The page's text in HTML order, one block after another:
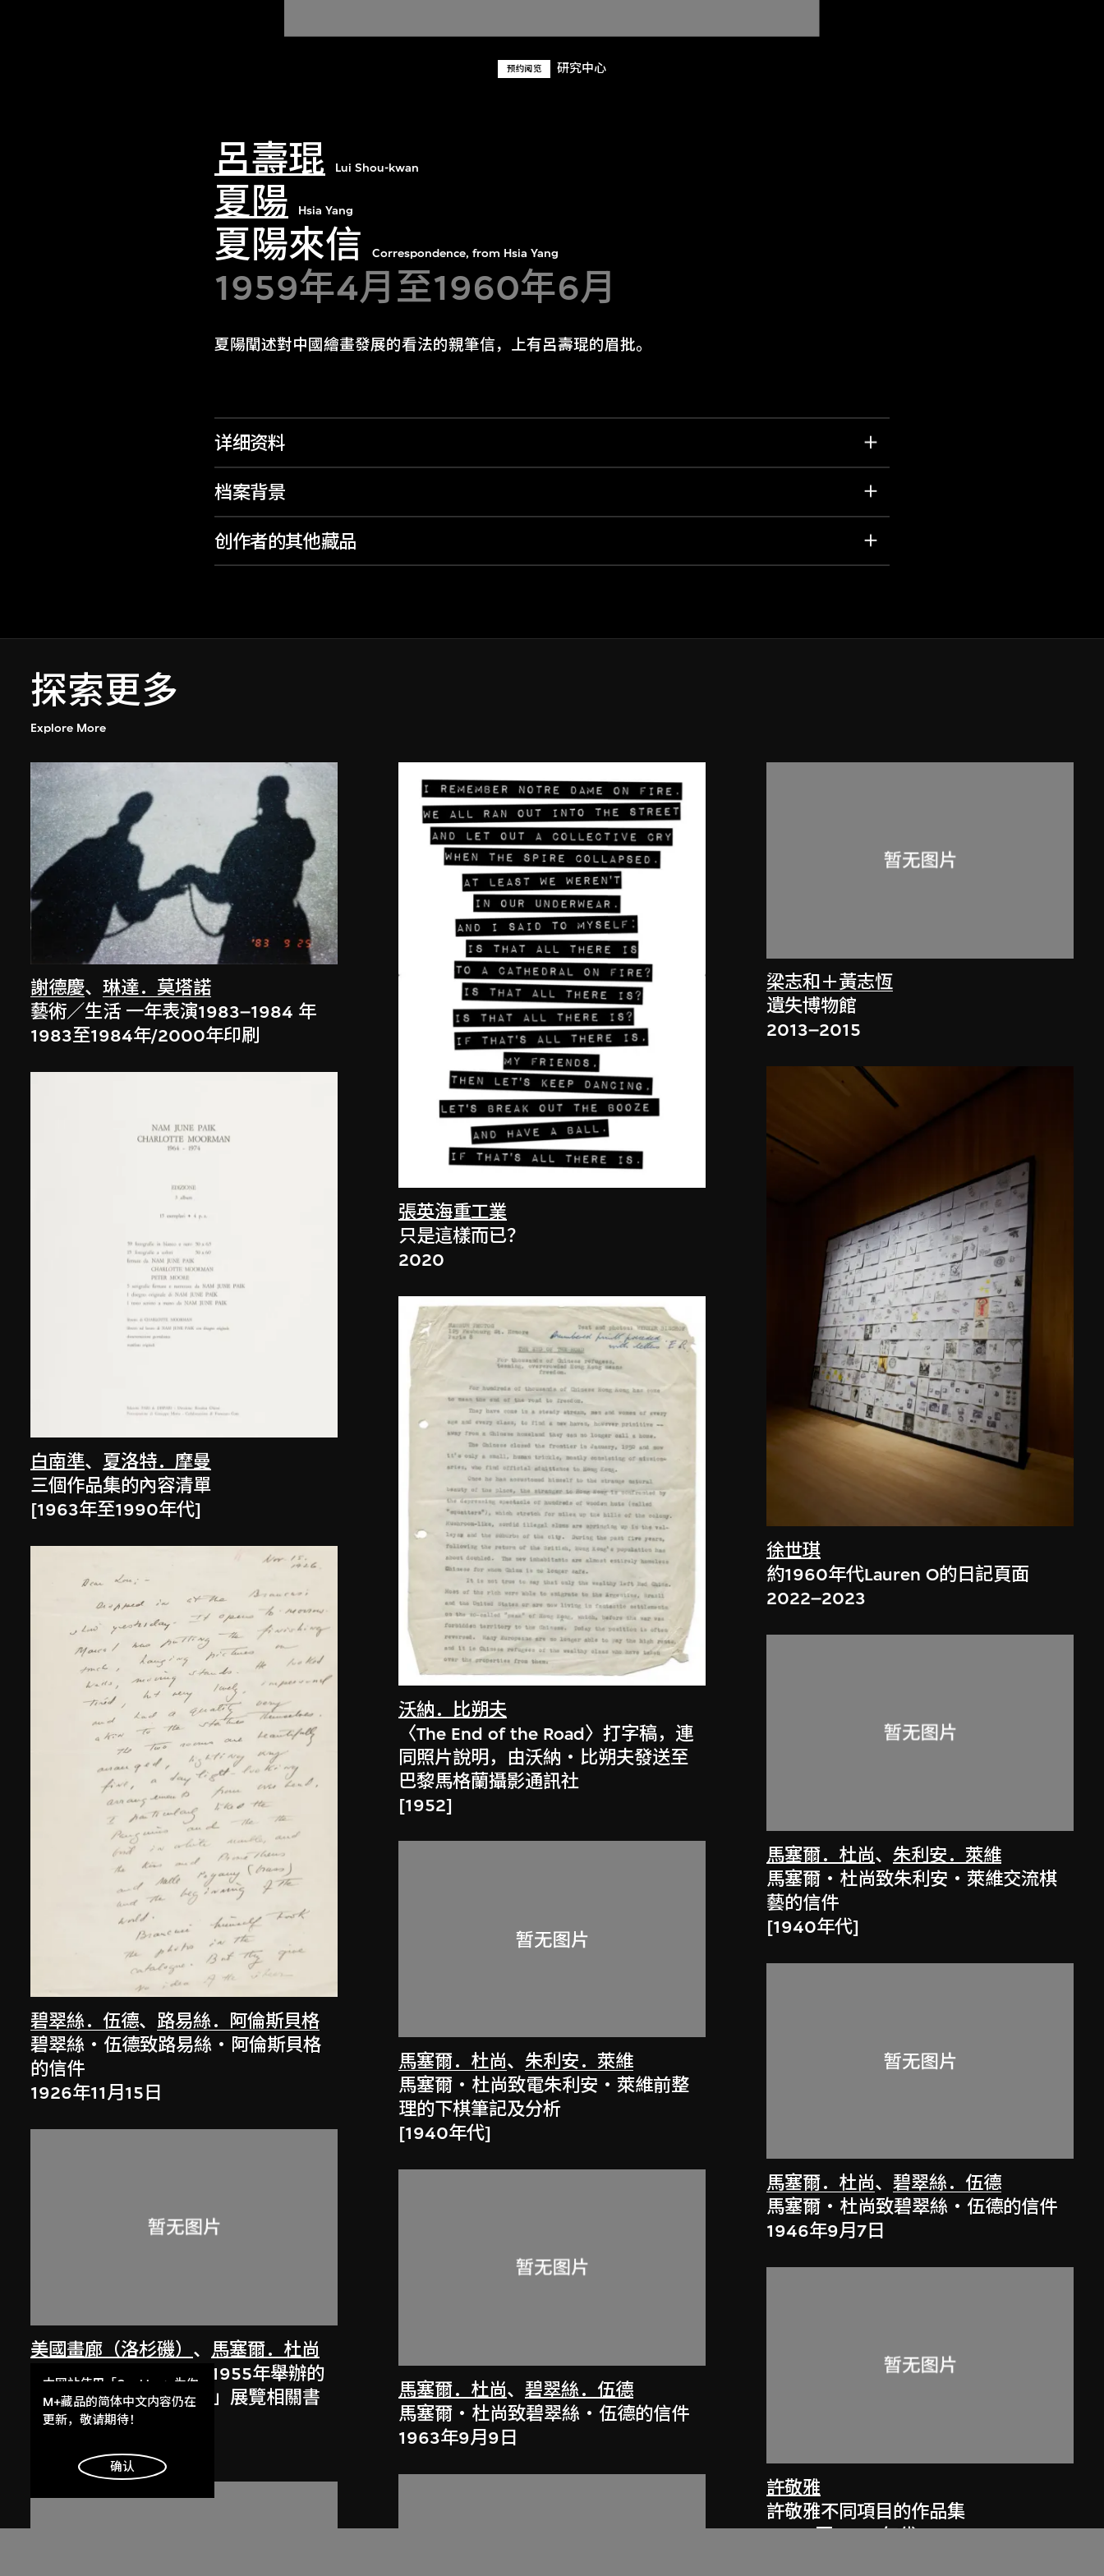
预约阅览 研究中心
呂壽琨 Lui Shou-kwan
夏陽 Hsia Yang
夏陽來信 Correspondence, from Hsia Yang
1959年4月至1960年6月
夏陽闡述對中國繪畫發展的看法的親筆信，上有呂壽琨的眉批。
详细资料
档案背景
创作者的其他藏品
探索更多
Explore More
謝德慶、琳達．莫塔諾
藝術／生活 一年表演1983–1984 年
1983至1984年/2000年印刷
白南準、 夏洛特．摩曼
三個作品集的內容清單
[1963年至1990年代]
碧翠絲．伍德、 路易絲．阿倫斯貝格
碧翠絲‧伍德致路易絲‧阿倫斯貝格
的信件
1926年11月15日
美國畫廊（洛杉磯） 、 馬塞爾．杜尚
美國洛杉磯美國畫廊於1955年舉辦的
「碧翠絲‧伍德：陶瓷」展覽相關書
信及印刷資料
張英海重工業
只是這樣而已？
2020
沃納．比朔夫
〈The End of the Road〉打字稿，連
同照片說明，由沃納‧比朔夫發送至
巴黎馬格蘭攝影通訊社
[1952]
馬塞爾．杜尚、朱利安．萊維
馬塞爾‧杜尚致電朱利安‧萊維前整
理的下棋筆記及分析
[1940年代]
馬塞爾．杜尚、碧翠絲．伍德
馬塞爾‧杜尚致碧翠絲‧伍德的信件
1963年9月9日
梁志和＋黃志恆
遺失博物館
2013–2015
徐世琪
約1960年代Lauren O的日記頁面
2022–2023
馬塞爾．杜尚、朱利安．萊維
馬塞爾‧杜尚致朱利安‧萊維交流棋
藝的信件
[1940年代]
馬塞爾．杜尚、碧翠絲．伍德
馬塞爾‧杜尚致碧翠絲‧伍德的信件
1946年9月7日
許敬雅
許敬雅不同項目的作品集
[1970至2000年代]
本网站使用「Cookies」为你
提供最好的网站体验。
了解更多
明白
M+藏品的简体中文内容仍在
更新，敬请期待！
确认